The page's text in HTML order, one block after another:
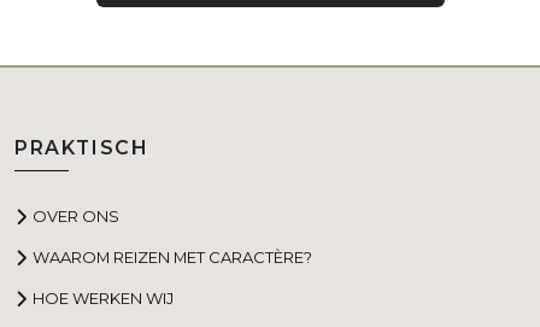
PRAKTISCH
OVER ONS
WAAROM REIZEN MET CARACTÈRE?
HOE WERKEN WIJ